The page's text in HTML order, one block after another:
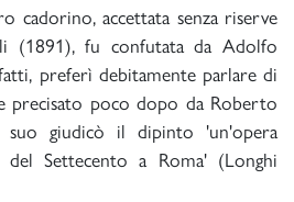
cadorino, accettata senza riserve
(1891), fu confutata da Adolfo
preferì debitamente parlare di
precisato poco dopo da Roberto
giudicò il dipinto 'un'opera
del Settecento a Roma' (Longhi